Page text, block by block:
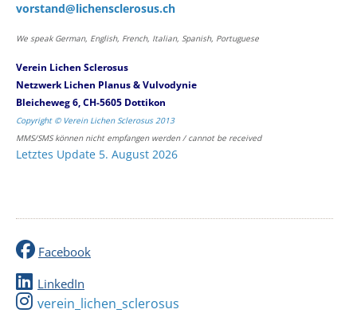
vorstand@lichensclerosus.ch
We speak German, English, French, Italian, Spanish, Portuguese
Verein Lichen Sclerosus
Netzwerk Lichen Planus & Vulvodynie
Bleicheweg 6, CH-5605 Dottikon
Copyright © Verein Lichen Sclerosus 2013
MMS/SMS können nicht empfangen werden / cannot be received
Letztes Update 5. August 2026
Facebook
LinkedIn
verein_lichen_sclerosus